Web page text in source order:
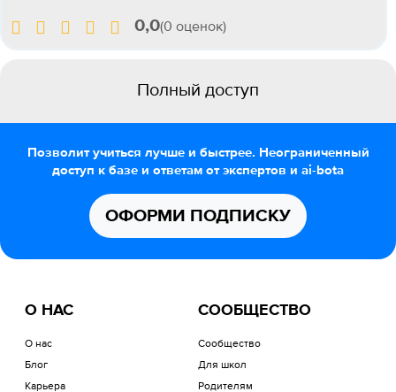
0,0(0 оценок)
Полный доступ
Позволит учиться лучше и быстрее. Неограниченный
доступ к базе и ответам от экспертов и ai-bota
ОФОРМИ ПОДПИСКУ
О НАС
О нас
Блог
Карьера
СООБЩЕСТВО
Сообщество
Для школ
Родителям